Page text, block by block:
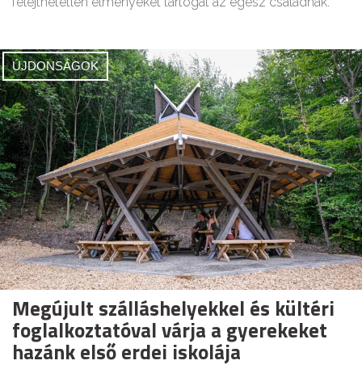
ÚJDONSÁGOK
Megújult szálláshelyekkel és kültéri
foglalkoztatóval várja a gyerekeket
hazánk első erdei iskolája